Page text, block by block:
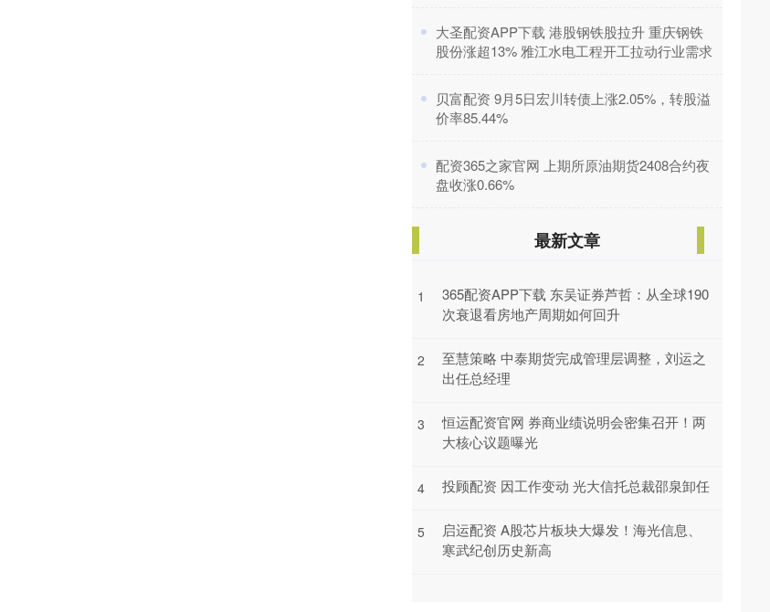
​大圣配资APP下载 港股钢铁股拉升 重庆钢铁
股份涨超13% 雅江水电工程开工拉动行业需求
​贝富配资 9月5日宏川转债上涨2.05%，转股溢
价率85.44%
​配资365之家官网 上期所原油期货2408合约夜
盘收涨0.66%
最新文章
1
365配资APP下载 东吴证券芦哲：从全球190
次衰退看房地产周期如何回升
2
至慧策略 中泰期货完成管理层调整，刘运之
出任总经理
3
恒运配资官网 券商业绩说明会密集召开！两
大核心议题曝光
4 投顾配资 因工作变动 光大信托总裁邵泉卸任
5
启运配资 A股芯片板块大爆发！海光信息、
寒武纪创历史新高